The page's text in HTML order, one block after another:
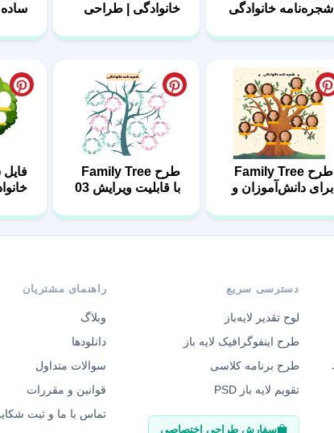
شجره‌نامه خانوادگی
خانوادگی | طراحی
ساده
طرح Family Tree
برای دانش‌آموزان و
طرح Family Tree
با قابلیت ویرایش 03
دسترسی سریع
لوح تقدیر لایه‌باز
طرح اینفوگرافیک لایه باز
طرح برنامه کلاسی
تقویم لایه باز PSD
سفارش طراحی اختصاصی
راهنمای مشتریان
وبلاگ
دانلودها
سوالات متداول
قوانین و مقررات
تماس با ما و ثبت